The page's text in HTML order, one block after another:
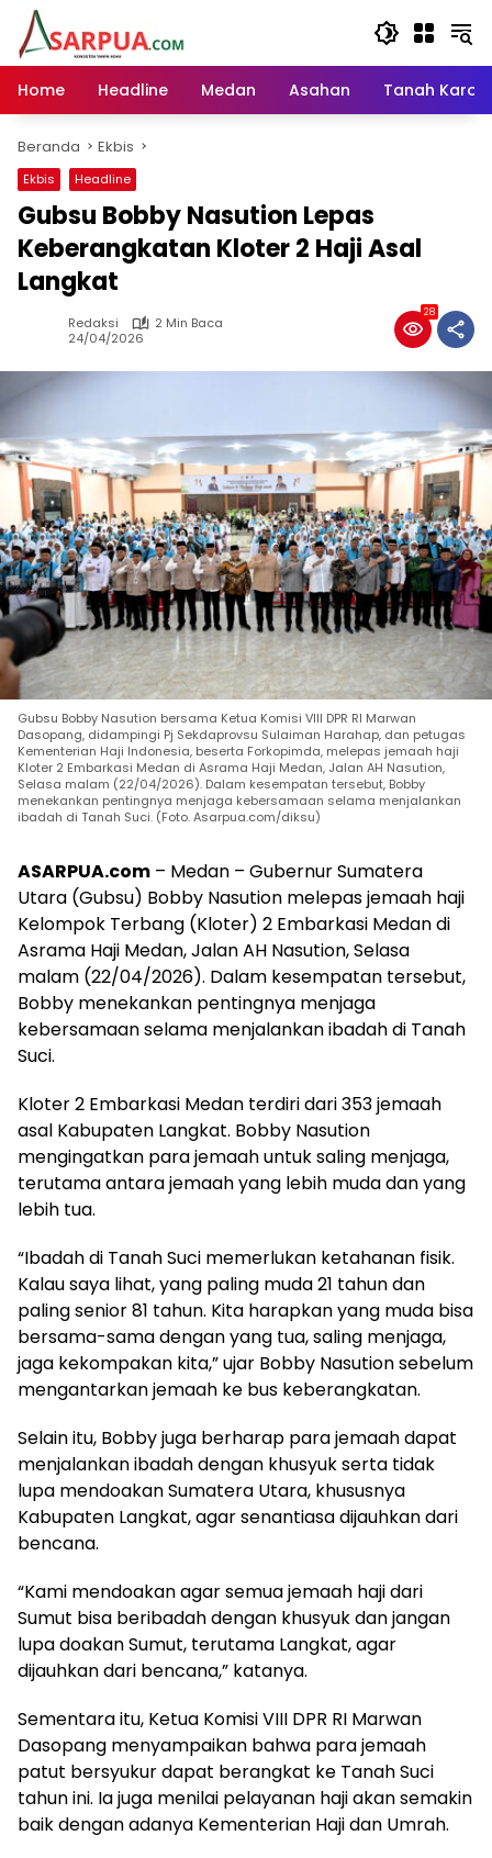
Langsung
konten
Home
Headline Medan Asahan Tanah Karo
Beranda Ekbis
Ekbis Headline
Gubsu Bobby Nasution Lepas
Keberangkatan Kloter 2 Haji Asal
Langkat
Redaksi
2 Min Baca
24/04/2026
28
Gubsu Bobby Nasution bersama Ketua Komisi VIII DPR RI Marwan
Dasopang, didampingi Pj Sekdaprovsu Sulaiman Harahap, dan petugas
Kementerian Haji Indonesia, beserta Forkopimda, melepas jemaah haji
Kloter 2 Embarkasi Medan di Asrama Haji Medan, Jalan AH Nasution,
Selasa malam (22/04/2026). Dalam kesempatan tersebut, Bobby
menekankan pentingnya menjaga kebersamaan selama menjalankan
ibadah di Tanah Suci. (Foto. Asarpua.com/diksu)
ASARPUA.com – Medan – Gubernur Sumatera
Utara (Gubsu) Bobby Nasution melepas jemaah haji
Kelompok Terbang (Kloter) 2 Embarkasi Medan di
Asrama Haji Medan, Jalan AH Nasution, Selasa
malam (22/04/2026). Dalam kesempatan tersebut,
Bobby menekankan pentingnya menjaga
kebersamaan selama menjalankan ibadah di Tanah
Suci.
Kloter 2 Embarkasi Medan terdiri dari 353 jemaah
asal Kabupaten Langkat. Bobby Nasution
mengingatkan para jemaah untuk saling menjaga,
terutama antara jemaah yang lebih muda dan yang
lebih tua.
“Ibadah di Tanah Suci memerlukan ketahanan fisik.
Kalau saya lihat, yang paling muda 21 tahun dan
paling senior 81 tahun. Kita harapkan yang muda bisa
bersama-sama dengan yang tua, saling menjaga,
jaga kekompakan kita,” ujar Bobby Nasution sebelum
mengantarkan jemaah ke bus keberangkatan.
Selain itu, Bobby juga berharap para jemaah dapat
menjalankan ibadah dengan khusyuk serta tidak
lupa mendoakan Sumatera Utara, khususnya
Kabupaten Langkat, agar senantiasa dijauhkan dari
bencana.
“Kami mendoakan agar semua jemaah haji dari
Sumut bisa beribadah dengan khusyuk dan jangan
lupa doakan Sumut, terutama Langkat, agar
dijauhkan dari bencana,” katanya.
Sementara itu, Ketua Komisi VIII DPR RI Marwan
Dasopang menyampaikan bahwa para jemaah
patut bersyukur dapat berangkat ke Tanah Suci
tahun ini. Ia juga menilai pelayanan haji akan semakin
baik dengan adanya Kementerian Haji dan Umrah.